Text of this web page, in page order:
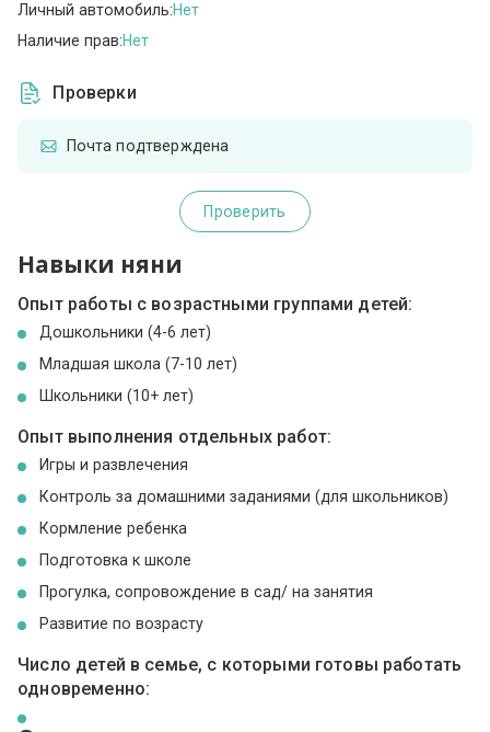
Личный автомобиль:Нет
Наличие прав:Нет
Проверки
Почта подтверждена
Проверить
Навыки няни
Опыт работы с возрастными группами детей:
Дошкольники (4-6 лет)
Младшая школа (7-10 лет)
Школьники (10+ лет)
Опыт выполнения отдельных работ:
Игры и развлечения
Контроль за домашними заданиями (для школьников)
Кормление ребенка
Подготовка к школе
Прогулка, сопровождение в сад/ на занятия
Развитие по возрасту
Число детей в семье, с которыми готовы работать
одновременно: